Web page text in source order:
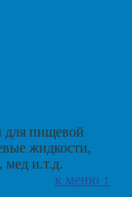
для пищевой
жидкости,
мед и.т.д.
к меню ↑